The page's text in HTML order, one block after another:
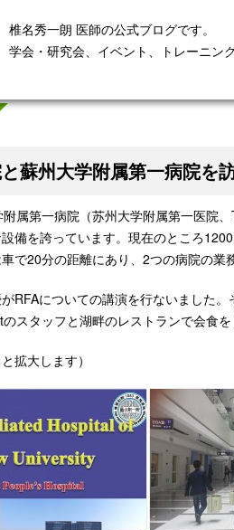
椎名秀一朗 医師の公式ブログです。
学会・研究会、イベント、トレーニン
蘇州大学附属第一病院を
属第一病院（苏州大学附属第一医院
備を誇っています。現在のところ
で20分の距離にあり、2つの病院の業
RFAについての講演を行ないました
スタッフと湖畔のレストランで会食を
拡大します）